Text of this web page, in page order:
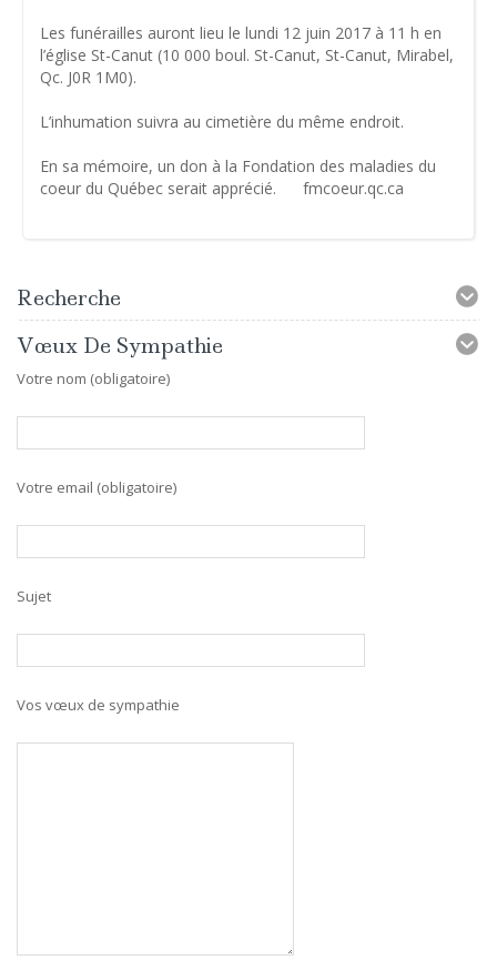
Les funérailles auront lieu le lundi 12 juin 2017 à 11 h en
l’église St-Canut (10 000 boul. St-Canut, St-Canut, Mirabel,
Qc. J0R 1M0).
L’inhumation suivra au cimetière du même endroit.
En sa mémoire, un don à la Fondation des maladies du
coeur du Québec serait apprécié. fmcoeur.qc.ca
Recherche
Vœux De Sympathie
Votre nom (obligatoire)
Votre email (obligatoire)
Sujet
Vos vœux de sympathie